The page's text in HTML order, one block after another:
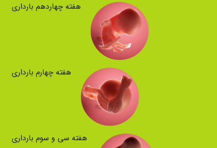
هفته چهاردهم بارداری
هفته چهارم بارداری
هفته سی و سوم بارداری